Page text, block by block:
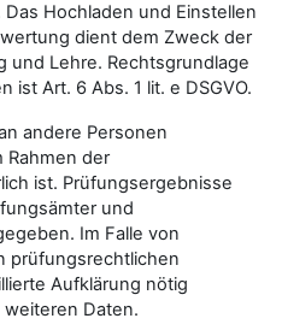
Hochladen und Einstellen
dient dem Zweck der
und Lehre. Rechtsgrundlage
ist Art. 6 Abs. 1 lit. e DSGVO.
andere Personen
Rahmen der
ist. Prüfungsergebnisse
und
Im Falle von
prüfungsrechtlichen
Aufklärung nötig
Daten.